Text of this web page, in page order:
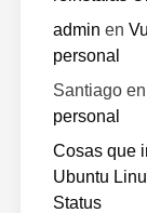
admin en
personal
Santiago en
personal
Cosas que
Ubuntu
Status